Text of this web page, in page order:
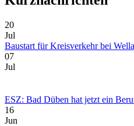
20
Jul
Baustart für Kreisverkehr bei
07
Jul
ESZ: Bad Düben hat jetzt ein
16
Jun